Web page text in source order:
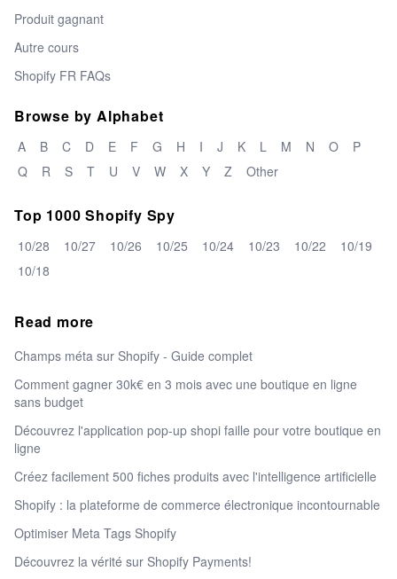
Produit gagnant
Autre cours
Shopify FR FAQs
Browse by Alphabet
A B C D E F G H I J K L M N O
P
Q
R S T U V W X Y Z Other
Top 1000 Shopify Spy
10/28 10/27 10/26 10/25 10/24 10/23 10/22
10/19
10/18
Read more
Champs méta sur Shopify - Guide complet
Comment gagner 30k€ en 3 mois avec une boutique en ligne
sans budget
Découvrez l'application pop-up shopi faille pour votre boutique en
ligne
Créez facilement 500 fiches produits avec l'intelligence artificielle
Shopify : la plateforme de commerce électronique incontournable
Optimiser Meta Tags Shopify
Découvrez la vérité sur Shopify Payments!